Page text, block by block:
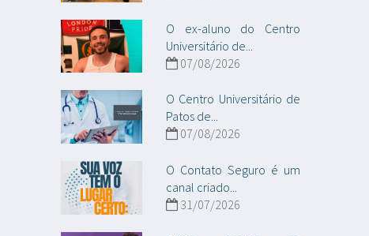
O ex-aluno do Centro
Universitário de...
07/08/2026
O Centro Universitário de
Patos de...
07/08/2026
O Contato Seguro é um
canal criado...
31/07/2026